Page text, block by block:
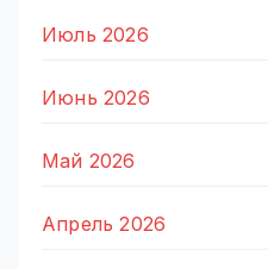
Июль 2026
Июнь 2026
Май 2026
Апрель 2026